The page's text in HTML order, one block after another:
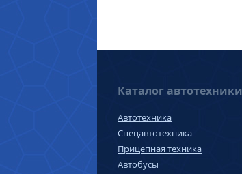
Каталог автотехники
Автотехника
Спецавтотехника
Прицепная техника
Автобусы